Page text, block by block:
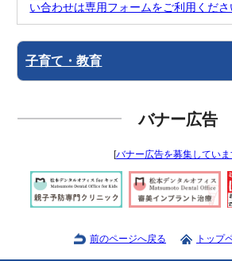
い合わせは専用フォームをご利用くださ
子育て・教育
バナー広告
[バナー広告を募集してい
前のページへ戻る トップ